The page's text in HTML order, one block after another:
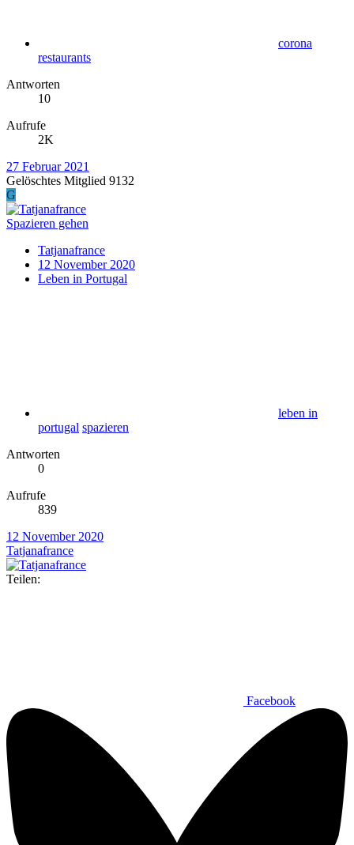
corona
restaurants
Antworten
10
Aufrufe
2K
27 Februar 2021
Gelöschtes Mitglied 9132
G
Spazieren gehen
Tatjanafrance
12 November 2020
Leben in Portugal
leben in
portugal spazieren
Antworten
0
Aufrufe
839
12 November 2020
Tatjanafrance
Teilen:
Facebook